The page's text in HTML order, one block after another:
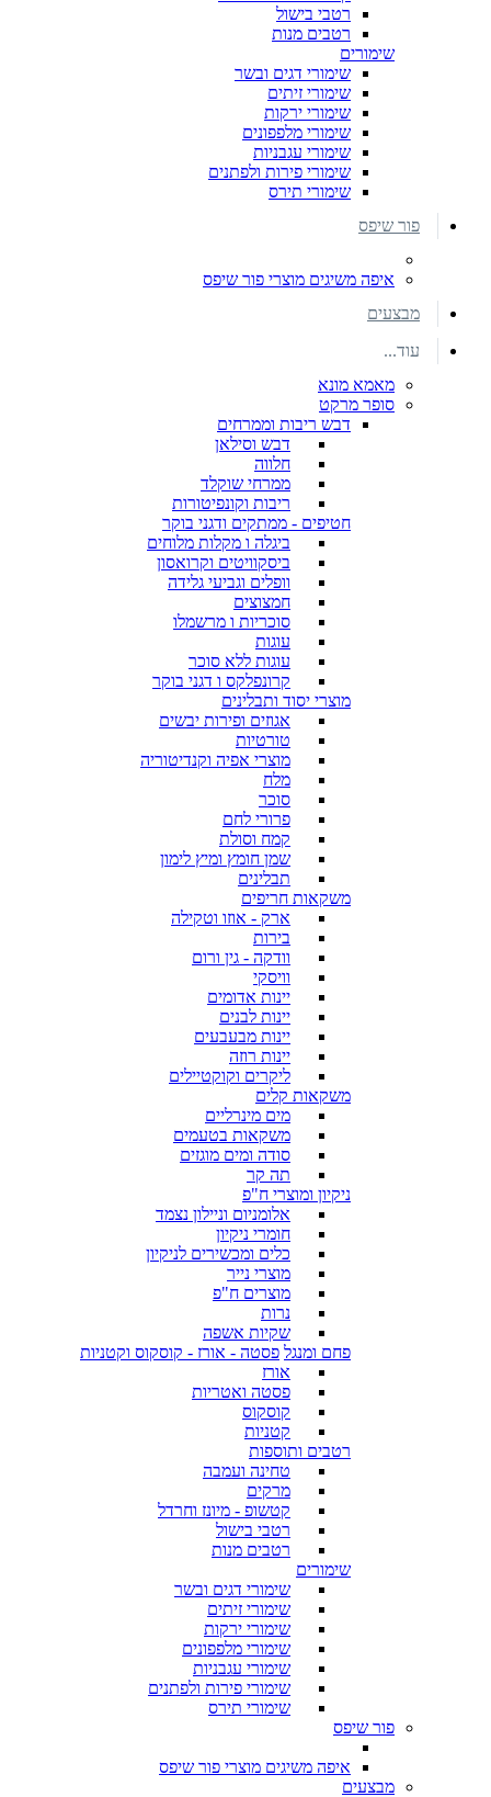
רטבי בישול
רטבים מנות
שימורים
שימורי דגים ובשר
שימורי זיתים
שימורי ירקות
שימורי מלפפונים
שימורי עגבניות
שימורי פירות ולפתנים
שימורי תירס
פור שיפס
איפה משיגים מוצרי פור שיפס
מבצעים
עוד...
מאמא מונא
סופר מרקט
דבש ריבות וממרחים
דבש וסילאן
חלווה
ממרחי שוקלד
ריבות וקונפיטורות
חטיפים - ממתקים ודגני בוקר
ביגלה ו מקלות מלוחים
ביסקוויטים וקרואסון
וופלים וגביעי גלידה
חמצוצים
סוכריות ו מרשמלו
עוגות
עוגות ללא סוכר
קרונפלקס ו דגני בוקר
מוצרי יסוד ותבלינים
אגוזים ופירות יבשים
טורטיות
מוצרי אפיה וקנדיטוריה
מלח
סוכר
פרורי לחם
קמח וסולת
שמן חומץ ומיץ לימון
תבלינים
משקאות חריפים
ארק - אוזו וטקילה
בירות
וודקה - גין ורום
וויסקי
יינות אדומים
יינות לבנים
יינות מבעבעים
יינות רוזה
ליקרים וקוקטיילים
משקאות קלים
מים מינרליים
משקאות בטעמים
סודה ומים מוגזים
תה קר
ניקיון ומוצרי ח"פ
אלומניום וניילון נצמד
חומרי ניקיון
כלים ומכשירים לניקיון
מוצרי נייר
מוצרים ח"פ
נרות
שקיות אשפה
פחם ומנגל פסטה - אורז - קוסקוס וקטניות
אורז
פסטה ואטריות
קוסקוס
קטניות
רטבים ותוספות
טחינה ועמבה
מרקים
קטשופ - מיונז וחרדל
רטבי בישול
רטבים מנות
שימורים
שימורי דגים ובשר
שימורי זיתים
שימורי ירקות
שימורי מלפפונים
שימורי עגבניות
שימורי פירות ולפתנים
שימורי תירס
פור שיפס
איפה משיגים מוצרי פור שיפס
מבצעים